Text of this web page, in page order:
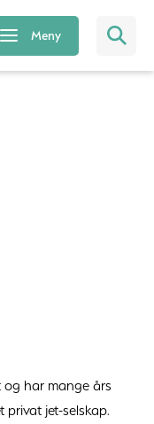
Meny
har mange års
jet-selskap.